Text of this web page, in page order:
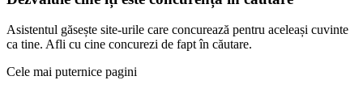
Asistentul găsește site-urile care concurează pentru aceleași cuvinte
ca tine. Afli cu cine concurezi de fapt în căutare.
Cele mai puternice pagini